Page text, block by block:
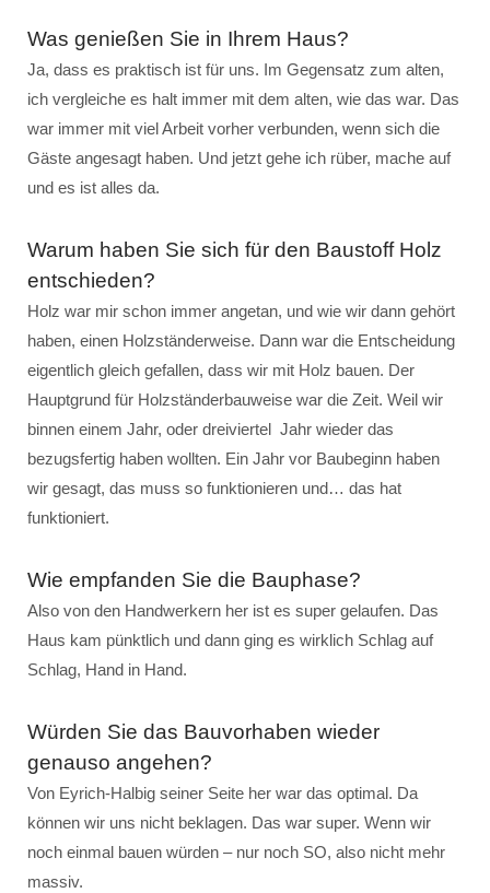
Was genießen Sie in Ihrem Haus?
Ja, dass es praktisch ist für uns. Im Gegensatz zum alten,
ich vergleiche es halt immer mit dem alten, wie das war. Das
war immer mit viel Arbeit vorher verbunden, wenn sich die
Gäste angesagt haben. Und jetzt gehe ich rüber, mache auf
und es ist alles da.
Warum haben Sie sich für den Baustoff Holz
entschieden?
Holz war mir schon immer angetan, und wie wir dann gehört
haben, einen Holzständerweise. Dann war die Entscheidung
eigentlich gleich gefallen, dass wir mit Holz bauen. Der
Hauptgrund für Holzständerbauweise war die Zeit. Weil wir
binnen einem Jahr, oder dreiviertel Jahr wieder das
bezugsfertig haben wollten. Ein Jahr vor Baubeginn haben
wir gesagt, das muss so funktionieren und… das hat
funktioniert.
Wie empfanden Sie die Bauphase?
Also von den Handwerkern her ist es super gelaufen. Das
Haus kam pünktlich und dann ging es wirklich Schlag auf
Schlag, Hand in Hand.
Würden Sie das Bauvorhaben wieder
genauso angehen?
Von Eyrich-Halbig seiner Seite her war das optimal. Da
können wir uns nicht beklagen. Das war super. Wenn wir
noch einmal bauen würden – nur noch SO, also nicht mehr
massiv.